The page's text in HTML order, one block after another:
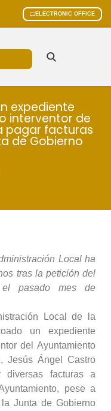
ELECTRONIC OFFICE
expediente
interventor de
pagar facturas
de Gobierno
Local ha
tras la petición del
el pasado mes de
Local de la
un expediente
del Ayuntamiento
Jesús Ángel Castro
diversas facturas a
pese a
Junta de Gobierno